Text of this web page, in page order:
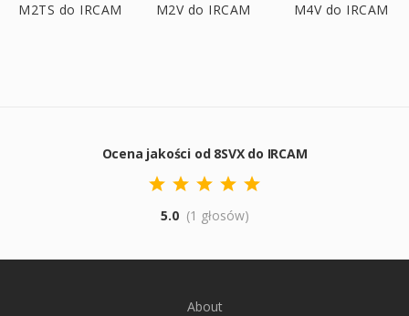
M2TS do IRCAM M2V do IRCAM M4V do IRCAM
Ocena jakości od 8SVX do IRCAM
5.0 (1 głosów)
About